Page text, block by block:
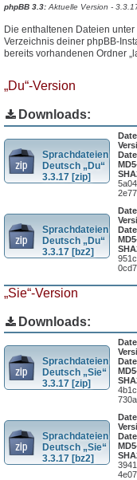
phpBB 3.3:Aktuelle Version -
Die enthaltenen Dateien
Verzeichnis deiner phpBB-
bereits vorhandenen Ordner
„Du“-Version
Downloads:
Sprachdateien
Deutsch „Du“
3.3.17 [zip]
Sprachdateien
Deutsch „Du“
3.3.17 [bz2]
„Sie“-Version
Downloads:
Sprachdateien
Deutsch „Sie“
3.3.17 [zip]
Sprachdateien
Deutsch „Sie“
3.3.17 [bz2]